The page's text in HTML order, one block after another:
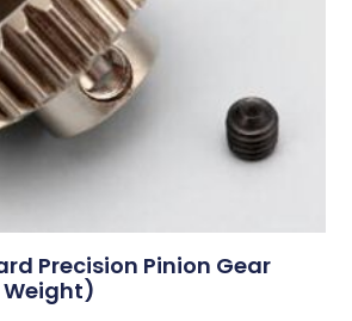
Precision Pinion Gear
Weight)